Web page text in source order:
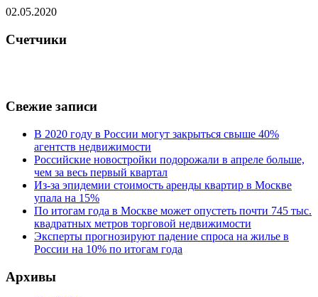
02.05.2020
Счетчики
Свежие записи
В 2020 году в России могут закрыться свыше 40%
агентств недвижимости
Российские новостройки подорожали в апреле больше,
чем за весь первый квартал
Из-за эпидемии стоимость аренды квартир в Москве
упала на 15%
По итогам года в Москве может опустеть почти 745 тыс.
квадратных метров торговой недвижимости
Эксперты прогнозируют падение спроса на жилье в
России на 10% по итогам года
Архивы